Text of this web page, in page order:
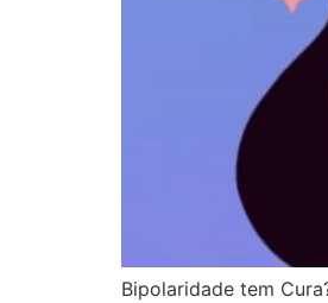
Bipolaridade tem